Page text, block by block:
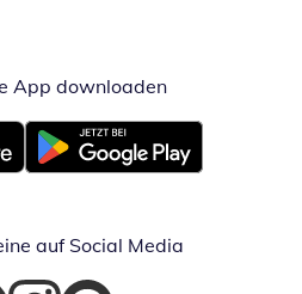
App downloadenÖffnet in
Fenster
Öffnet in neuem Fenster
auf Social Media